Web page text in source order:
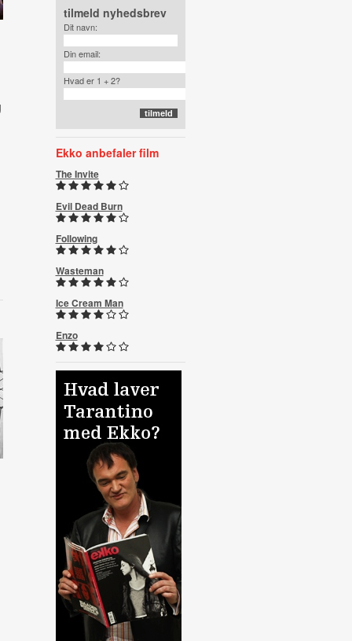
tilmeld nyhedsbrev
Dit navn:
Din email:
Hvad er 1 + 2?
Ekko anbefaler film
The Invite
Evil Dead Burn
Following
Wasteman
Ice Cream Man
Enzo